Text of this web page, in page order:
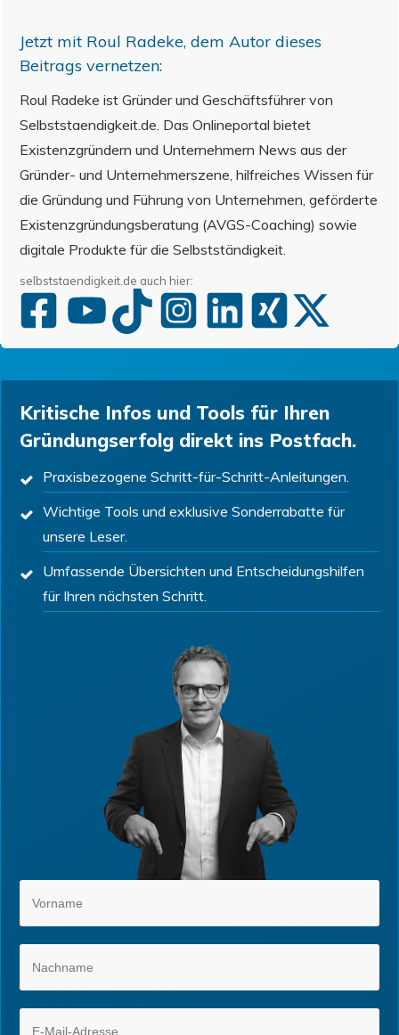
Jetzt mit Roul Radeke, dem Autor dieses
Beitrags vernetzen:
Roul Radeke ist Gründer und Geschäftsführer von
Selbststaendigkeit.de. Das Onlineportal bietet
Existenzgründern und Unternehmern News aus der
Gründer- und Unternehmerszene, hilfreiches Wissen für
die Gründung und Führung von Unternehmen, geförderte
Existenzgründungsberatung (AVGS-Coaching) sowie
digitale Produkte für die Selbstständigkeit.
selbststaendigkeit.de auch hier:
Kritische Infos und Tools für Ihren
Gründungserfolg direkt ins Postfach.
Praxisbezogene Schritt-für-Schritt-Anleitungen.
Wichtige Tools und exklusive Sonderrabatte für
unsere Leser.
Umfassende Übersichten und Entscheidungshilfen
für Ihren nächsten Schritt.